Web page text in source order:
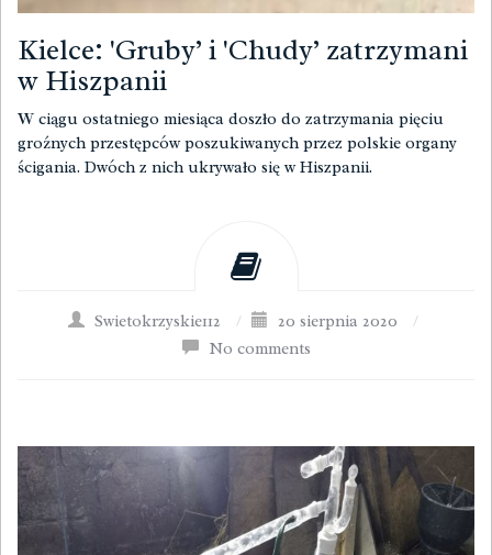
Kielce: 'Gruby’ i 'Chudy’ zatrzymani
w Hiszpanii
W ciągu ostatniego miesiąca doszło do zatrzymania pięciu
groźnych przestępców poszukiwanych przez polskie organy
ścigania. Dwóch z nich ukrywało się w Hiszpanii.
Swietokrzyskie112 / 20 sierpnia 2020
/
No comments